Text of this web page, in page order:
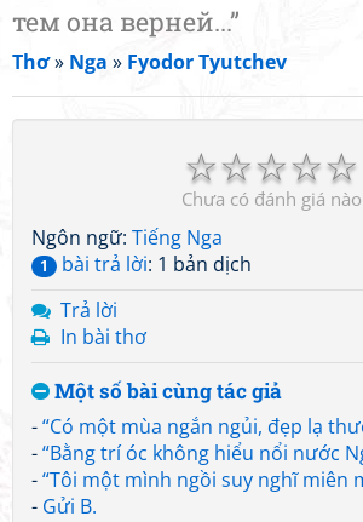
тем она верней...”
Thơ» Nga » Fyodor Tyutchev
☆
☆
☆
☆
☆
Chưa có đánh giá nào
Ngôn ngữ: Tiếng Nga
1 bài trả lời: 1 bản dịch
Trả lời
In bài thơ
Một số bài cùng tác giả
-“Có một mùa ngắn ngủi, đẹp lạ
-“Bằng trí óc không hiểu nổi nước
-“Tôi một mình ngồi suy nghĩ miên
- Gửi B.